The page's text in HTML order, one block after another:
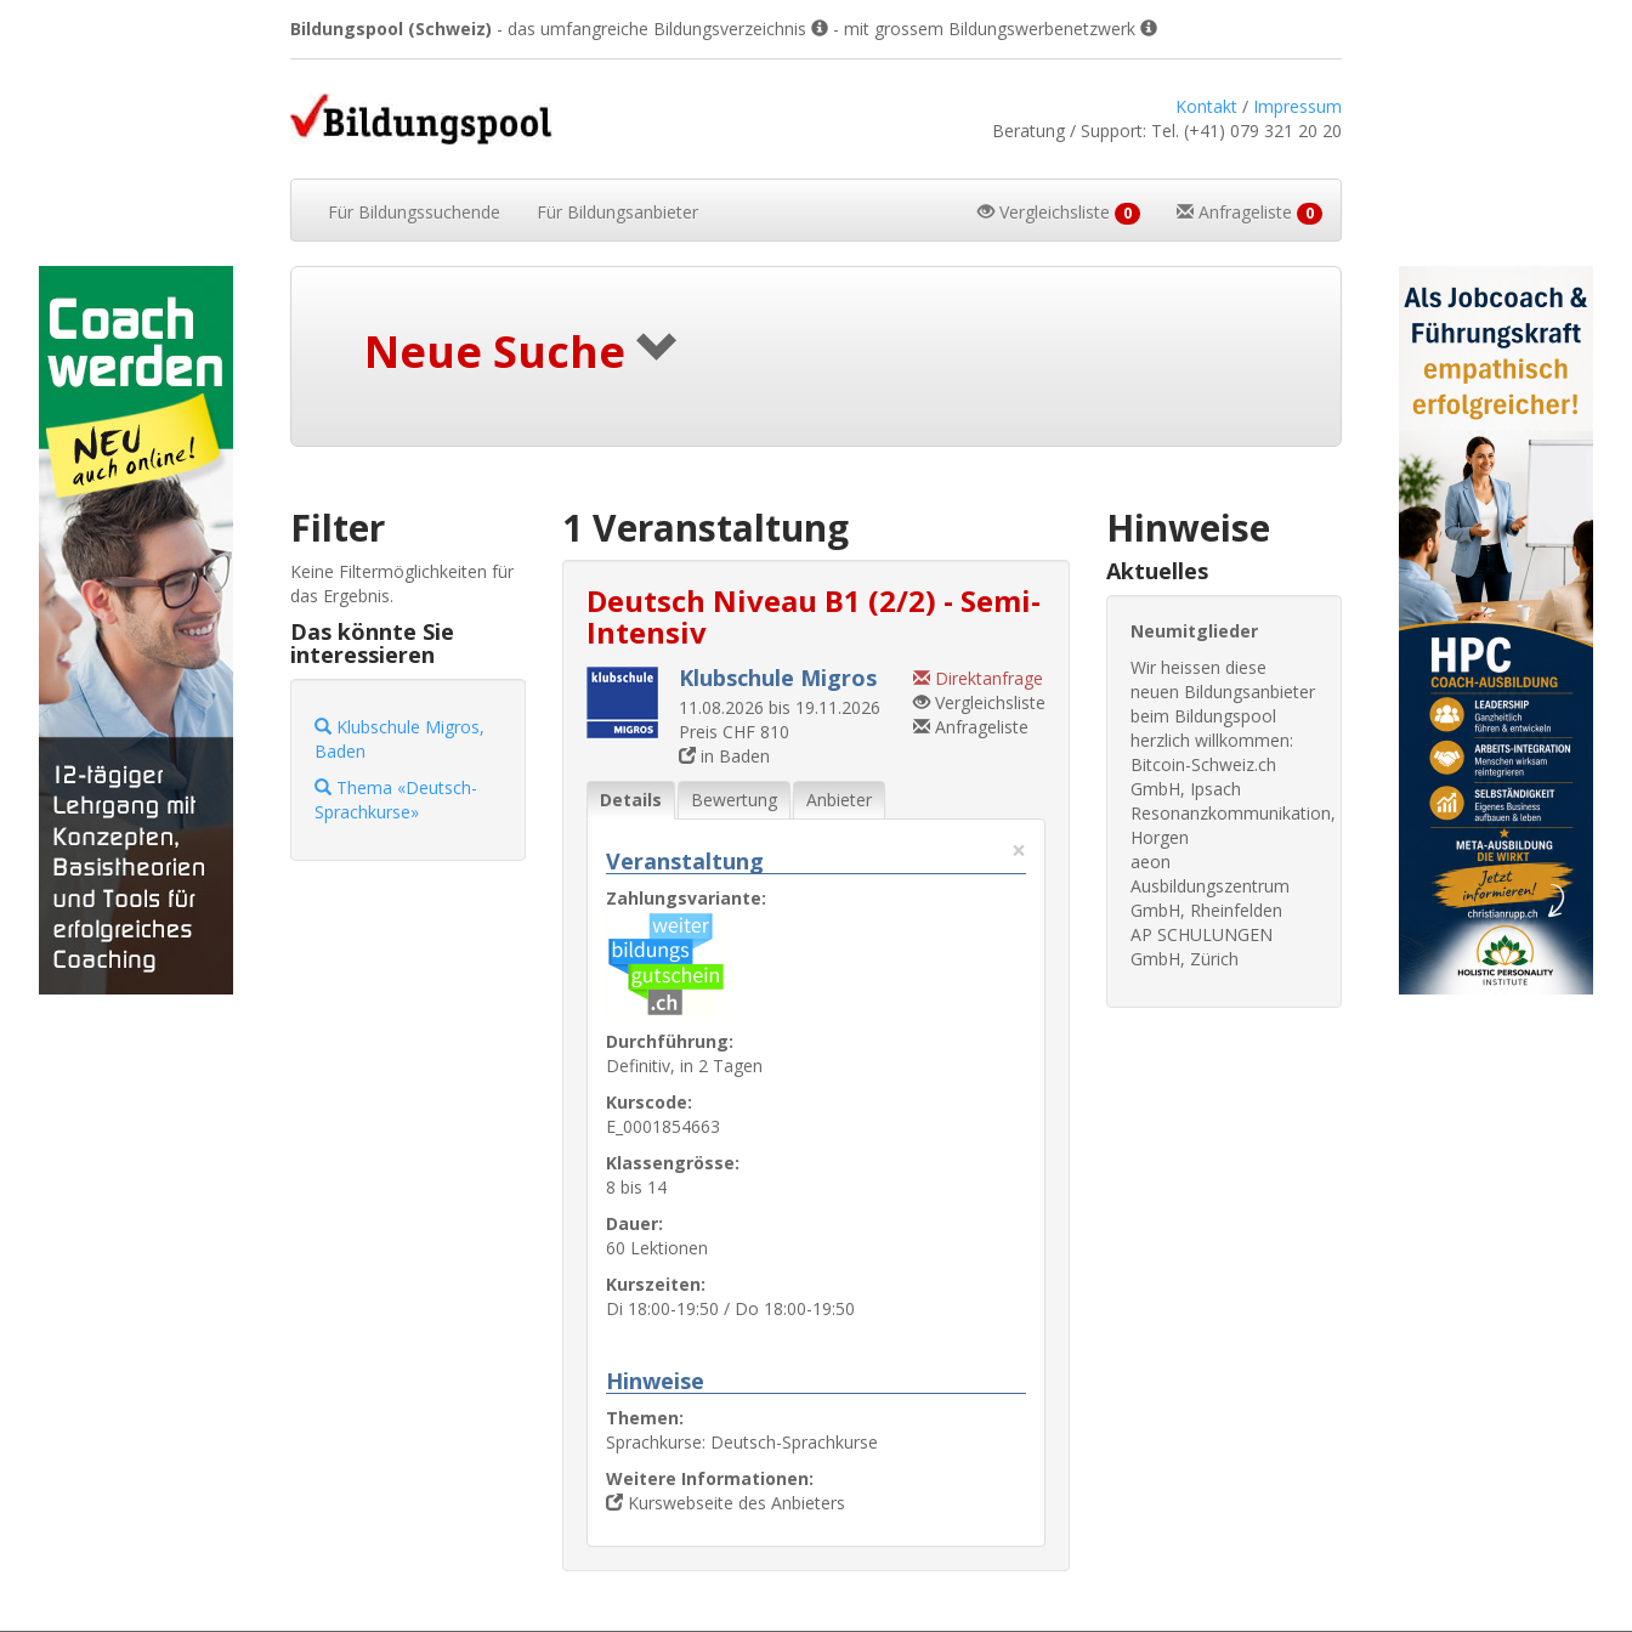
Bildungspool (Schweiz) - das umfangreiche Bildungsverzeichnis - mit grossem Bildungswerbenetzwerk
Kontakt / Impressum
Beratung / Support: Tel. (+41) 079 321 20 20
Für Bildungssuchende Für Bildungsanbieter Vergleichsliste 0 Anfrageliste 0
Neue Suche
1 Veranstaltung
Deutsch Niveau B1 (2/2) - Semi-
Intensiv
Klubschule Migros
11.08.2026 bis 19.11.2026
Preis CHF 810
in Baden
Direktanfrage
Vergleichsliste
Anfrageliste
Details Bewertung Anbieter
×
Veranstaltung
Zahlungsvariante:
Durchführung:
Definitiv, in 2 Tagen
Kurscode:
E_0001854663
Klassengrösse:
8 bis 14
Dauer:
60 Lektionen
Kurszeiten:
Di 18:00-19:50 / Do 18:00-19:50
Hinweise
Themen:
Sprachkurse: Deutsch-Sprachkurse
Weitere Informationen:
Kurswebseite des Anbieters
Filter
Keine Filtermöglichkeiten für
das Ergebnis.
Das könnte Sie
interessieren
Klubschule Migros,
Baden
Thema «Deutsch-
Sprachkurse»
Hinweise
Aktuelles
Neumitglieder
Wir heissen diese
neuen Bildungsanbieter
beim Bildungspool
herzlich willkommen:
Bitcoin-Schweiz.ch
GmbH, Ipsach
Resonanzkommunikation,
Horgen
aeon
Ausbildungszentrum
GmbH, Rheinfelden
AP SCHULUNGEN
GmbH, Zürich